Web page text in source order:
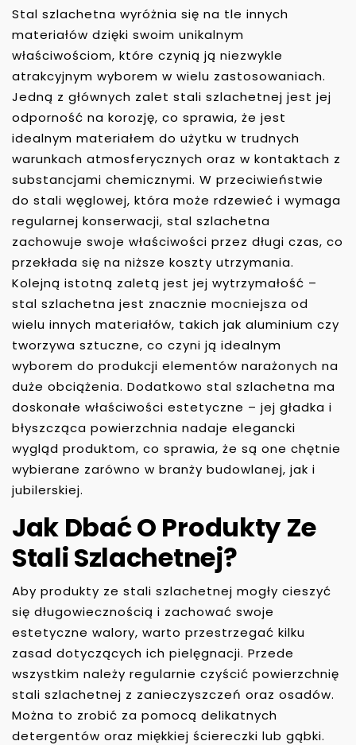
Stal szlachetna wyróżnia się na tle innych
materiałów dzięki swoim unikalnym
właściwościom, które czynią ją niezwykle
atrakcyjnym wyborem w wielu zastosowaniach.
Jedną z głównych zalet stali szlachetnej jest jej
odporność na korozję, co sprawia, że jest
idealnym materiałem do użytku w trudnych
warunkach atmosferycznych oraz w kontaktach z
substancjami chemicznymi. W przeciwieństwie
do stali węglowej, która może rdzewieć i wymaga
regularnej konserwacji, stal szlachetna
zachowuje swoje właściwości przez długi czas, co
przekłada się na niższe koszty utrzymania.
Kolejną istotną zaletą jest jej wytrzymałość –
stal szlachetna jest znacznie mocniejsza od
wielu innych materiałów, takich jak aluminium czy
tworzywa sztuczne, co czyni ją idealnym
wyborem do produkcji elementów narażonych na
duże obciążenia. Dodatkowo stal szlachetna ma
doskonałe właściwości estetyczne – jej gładka i
błyszcząca powierzchnia nadaje elegancki
wygląd produktom, co sprawia, że są one chętnie
wybierane zarówno w branży budowlanej, jak i
jubilerskiej.
Jak Dbać O Produkty Ze
Stali Szlachetnej?
Aby produkty ze stali szlachetnej mogły cieszyć
się długowiecznością i zachować swoje
estetyczne walory, warto przestrzegać kilku
zasad dotyczących ich pielęgnacji. Przede
wszystkim należy regularnie czyścić powierzchnię
stali szlachetnej z zanieczyszczeń oraz osadów.
Można to zrobić za pomocą delikatnych
detergentów oraz miękkiej ściereczki lub gąbki.